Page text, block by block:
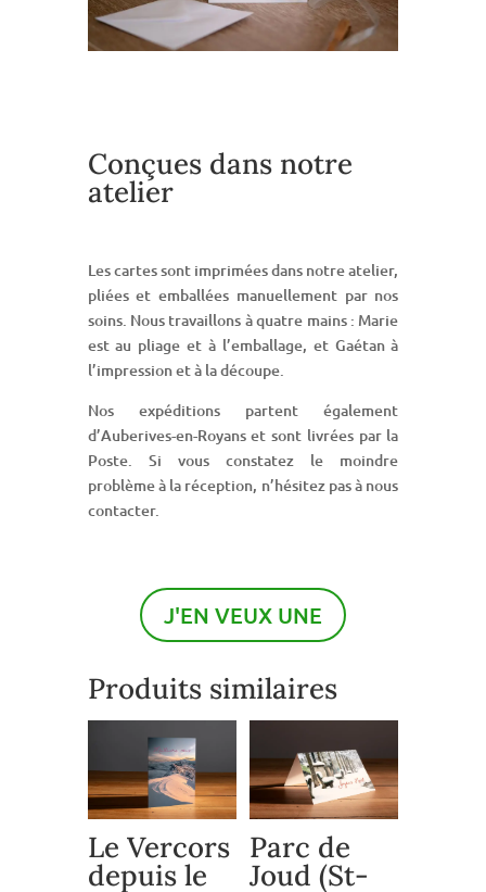
Conçues dans notre
atelier
Les cartes sont imprimées dans notre atelier,
pliées et emballées manuellement par nos
soins. Nous travaillons à quatre mains : Marie
est au pliage et à l’emballage, et Gaétan à
l’impression et à la découpe.
Nos expéditions partent également
d’Auberives-en-Royans et sont livrées par la
Poste. Si vous constatez le moindre
problème à la réception, n’hésitez pas à nous
contacter.
J'EN VEUX UNE
Produits similaires
Le Vercors
depuis le
Parc de
Joud (St-